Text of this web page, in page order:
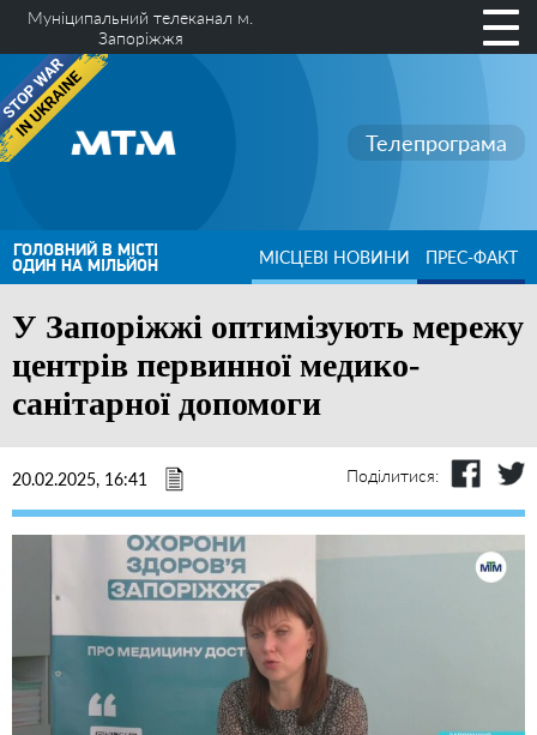
Муніципальний телеканал м.
Запоріжжя
Телепрограма
ГОЛОВНИЙ В МІСТІ
ОДИН НА МІЛЬЙОН МІСЦЕВІ НОВИНИ ПРЕС-ФАКТ
У Запоріжжі оптимізують мережу
центрів первинної медико-
санітарної допомоги
20.02.2025, 16:41 Поділитися: